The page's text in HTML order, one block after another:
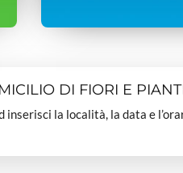
DI FIORI E
la località, la data e